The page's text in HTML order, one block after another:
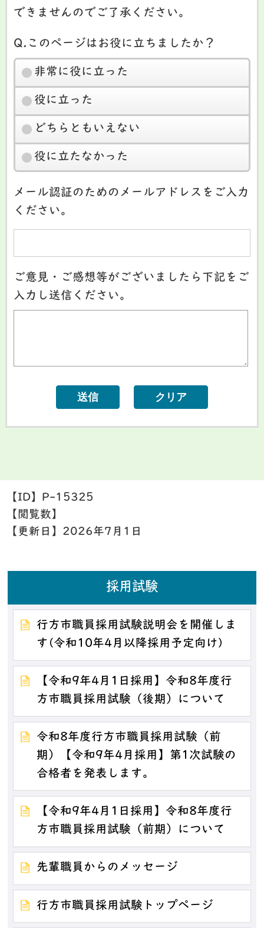
できませんのでご了承ください。
Q.このページはお役に立ちましたか？
非常に役に立った
役に立った
どちらともいえない
役に立たなかった
メール認証のためのメールアドレスをご入力
ください。
ご意見・ご感想等がございましたら下記をご
入力し送信ください。
【ID】 P-15325
【閲覧数】
【更新日】 2026年7月1日
採用試験
行方市職員採用試験説明会を開催しま
す(令和10年4月以降採用予定向け)
【令和9年4月1日採用】令和8年度行
方市職員採用試験（後期）について
令和8年度行方市職員採用試験（前
期）【令和9年4月採用】第1次試験の
合格者を発表します。
【令和9年4月1日採用】令和8年度行
方市職員採用試験（前期）について
先輩職員からのメッセージ
行方市職員採用試験トップページ